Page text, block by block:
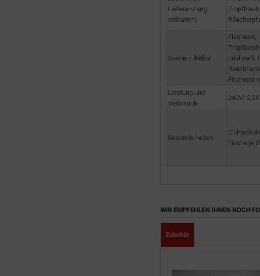
Lieferumfang
enthalten)
Sonderzubehör
Flachrost,
Edelstahl,
Fischrost
Leistung und
Verbrauch
240V/
Besonderheiten
2
Fische je
WIR EMPFEHLEN IHNEN NOCH
Zubehör